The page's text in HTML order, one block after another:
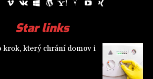
Star links
krok, který chrání domov i